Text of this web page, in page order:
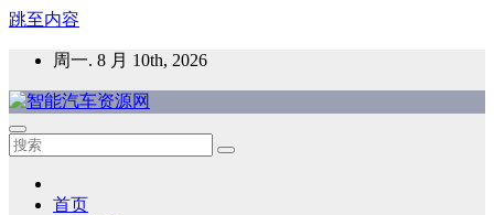
跳至内容
周一. 8 月 10th, 2026
智能汽车资源网
智能表面，智能内饰，新能源汽车，HMI，人车交互，智能车
首页